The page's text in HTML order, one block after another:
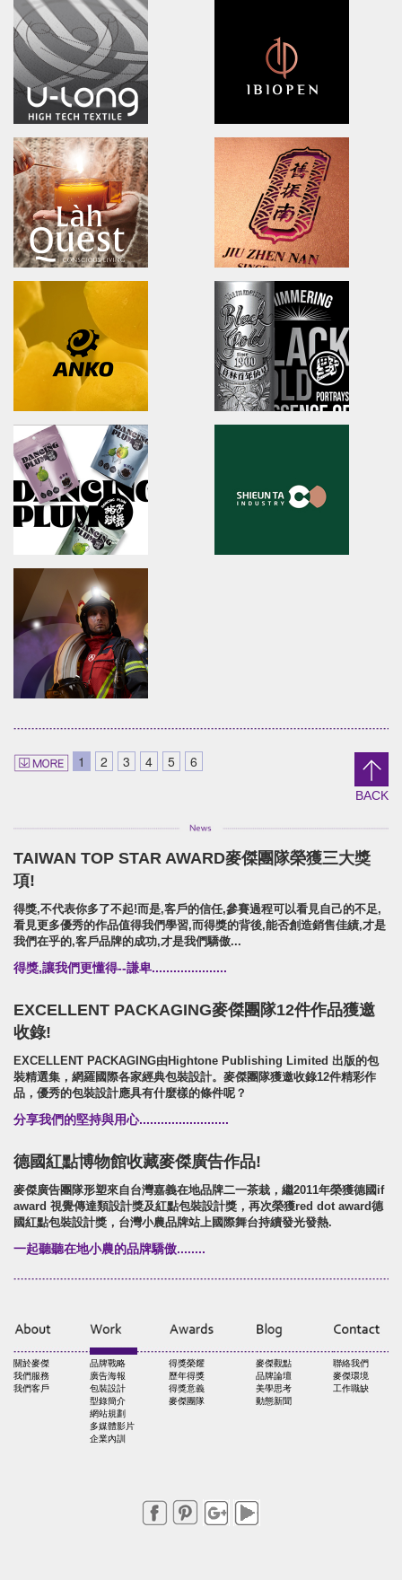
DOOVER
Brand Identity.Packaging.Logo design.
茶裡藏醫/品牌策略/包裝設計/品牌識別
logo Design/Packaging
黑橋牌黑豬秘饌/產品識別/包裝設
NA LIAN BADMINTON TEAM
brand identity/logo design
澄涼羽毛球隊/品牌識別形象策略
Ching Yuan tea
brand identity/logo design/
慈心淨源茶/品牌探索.識別/包裝設
U-long
brand identity/logo design/packaging
友良紡織/品牌識別/包裝設計/行銷規範
ibiopen
brand identity/logo design/
ibiopen/品牌識別/包裝設計/行銷
LahQuest
LahQuest
哈囉地球/品牌形象識別/減碳包裝策略/品牌定位舊振南/品牌識別規範手冊/品牌系
Anko
brand identity/logo design/packaging
安口食品機械/品牌識別/包裝設計/行銷規範
DANCING PLUM
brand identity/logo design/packaging
信義鄉農會/梅子跳舞/產品識別/包裝設計/宣傳影
Shieun_Ta
brand identity/logo design/
上森實業/品牌識別/包裝設計/行銷
開廣集團/SUPER ARMOR/品牌形象識別/產品拍
攝策略
1 2 3 4 5 6
BACK
TAIWAN TOP STAR AWARD麥傑團隊榮獲三大獎
項!
得獎,不代表你多了不起!而是,客戶的信任,參賽過程可以看見自己的不足,
看見更多優秀的作品值得我們學習,而得獎的背後,能否創造銷售佳績,才是
我們在乎的,客戶品牌的成功,才是我們驕傲...
得獎,讓我們更懂得--謙卑.....................
EXCELLENT PACKAGING麥傑團隊12件作品獲邀
收錄!
EXCELLENT PACKAGING由Hightone Publishing Limited 出版的包
裝精選集，網羅國際各家經典包裝設計。麥傑團隊獲邀收錄12件精彩作
品，優秀的包裝設計應具有什麼樣的條件呢？
分享我們的堅持與用心.........................
德國紅點博物館收藏麥傑廣告作品!
麥傑廣告團隊形塑來自台灣嘉義在地品牌二一茶栽，繼2011年榮獲德國if
award 視覺傳達類設計獎及紅點包裝設計獎，再次榮獲red dot award德
國紅點包裝設計獎，台灣小農品牌站上國際舞台持續發光發熱.
一起聽聽在地小農的品牌驕傲........
關於麥傑
我們服務
我們客戶
品牌戰略
廣告海報
包裝設計
型錄簡介
網站規劃
多媒體影片
企業內訓
得獎榮耀
歷年得獎
得獎意義
麥傑團隊
麥傑觀點
品牌論壇
美學思考
動態新聞
聯絡我們
麥傑環境
工作職缺